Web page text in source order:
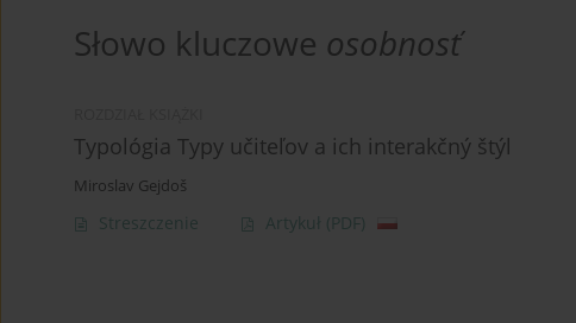
Słowo kluczowe osobnosť
Typológia Typy učiteľov a ich interakčný štýl
Miroslav Gejdoš
Streszczenie Artykuł (PDF)